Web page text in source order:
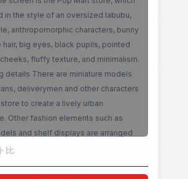
in the style of an oversized labubu,
anthropomorphic characters, bunny
hair, big eyes, black pupils, pointed
fluffy texture, and minimalism.
details There are miniature models
deliverymen and other characters
to create a lively urban
Other fashion elements such as
and shelf displays are arranged
the Labubu theme. The
zebra crossings, street lights,
比